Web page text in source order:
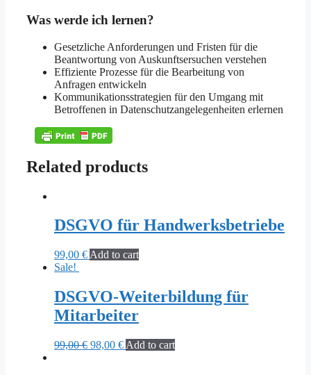
Was werde ich lernen?
Gesetzliche Anforderungen und Fristen für die
Beantwortung von Auskunftsersuchen verstehen
Effiziente Prozesse für die Bearbeitung von
Anfragen entwickeln
Kommunikationsstrategien für den Umgang mit
Betroffenen in Datenschutzangelegenheiten erlernen
Related products
DSGVO für Handwerksbetriebe
99,00 € Add to cart
Sale!
DSGVO-Weiterbildung für
Mitarbeiter
99,00€ Original
98,00 €Current
Add to cart